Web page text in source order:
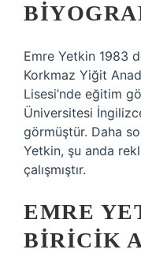
Emre Yetkin 1983
Korkmaz Yiğit
Lisesi’nde eğitim
Üniversitesi
görmüştür. Daha
Yetkin, şu anda
çalışmıştır.
EMRE
BIRICIK